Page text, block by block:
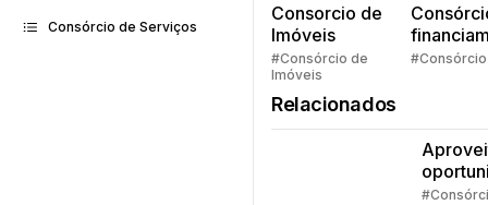
Consórcio de Serviços
Consorcio de
Imóveis
#Consórcio de
Imóveis
Quem
#Consórcio
Relacionados
da